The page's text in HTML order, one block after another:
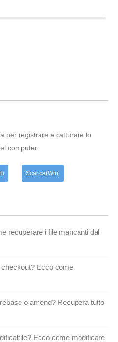
per registrare e catturare lo
computer.
Scarica(Win)
recuperare i file mancanti dal
checkout? Ecco come
o amend? Recupera tutto
Ecco come modificare